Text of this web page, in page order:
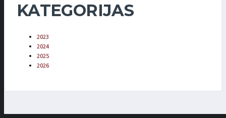
KATEGORIJAS
2023
2024
2025
2026